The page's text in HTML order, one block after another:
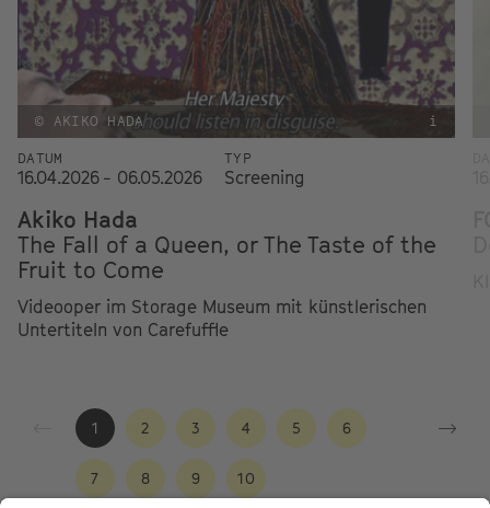
© AKIKO HADA i
DATUM
16.04.2026 - 06.05.2026
TYP
Screening
Akiko Hada
The Fall of a Queen, or The Taste of the
Fruit to Come
Videooper im Storage Museum mit künstlerischen
Untertiteln von Carefuffle
1 2 3 4 5 6
7 8 9 10